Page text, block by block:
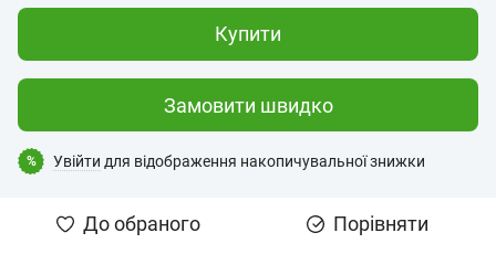
Купити
Замовити швидко
% Увійти для відображення накопичувальної знижки
До обраного Порівняти